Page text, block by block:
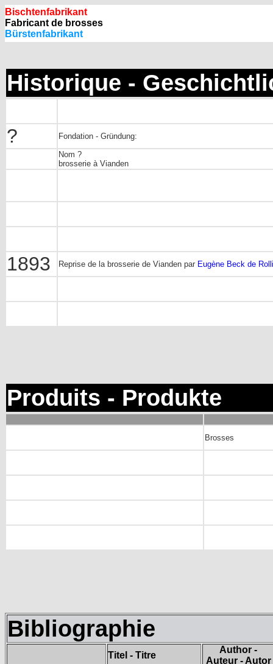
Bischtenfabrikant
Fabricant de brosses
Bürstenfabrikant
Historique -
?
Fondation - Gründung:
Nom ?
brosserie à Vianden
1893 Reprise de la brosserie de Vianden par Eugène Beck de
Produits - Produkte
Brosses
Bibliographie
Titel - Titre
Author -
Auteur - Autor